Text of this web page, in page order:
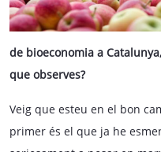
de bioeconomia a
que observes?
Veig que esteu en el bon
primer és el que ja he